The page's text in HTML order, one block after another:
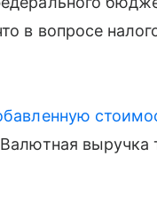
в вопросе